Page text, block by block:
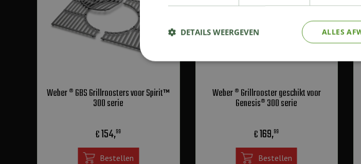
Weber ® GBS Grillroosters voor Spirit™
300 serie
€154,99
Bestellen
Weber ® Grillrooster geschikt voor
Genesis® 300 serie
€169,99
Bestellen
ALLES
DETAILS WEERGEVEN